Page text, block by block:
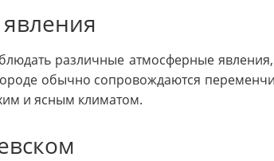
различные атмосферные явления,
обычно сопровождаются
и ясным климатом.